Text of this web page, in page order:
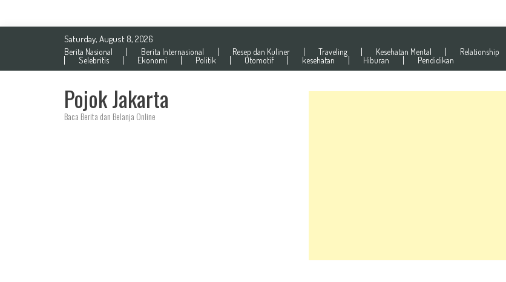
Saturday, August 8, 2026
Berita Nasional Berita Internasional Resep dan Kuliner Traveling Kesehatan Mental Relationship
Selebritis
Ekonomi Politik Otomotif kesehatan Hiburan Pendidikan
Pojok Jakarta
Baca Berita dan Belanja Online